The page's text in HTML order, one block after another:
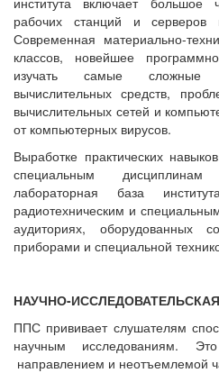
рабочих станций и серверов
Современная материально-
классов, новейшее
изучать самые сложные
вычислительных средств,
вычислительных сетей и
от компьютерных вирусов.
Выработке практических
специальным дисциплинам
лабораторная база
радиотехническим и
аудиториях, оборудованных
приборами и специальной
НАУЧНО-
ППС прививает слушателям
научным исследованиям.
направлением и неотъемлемой